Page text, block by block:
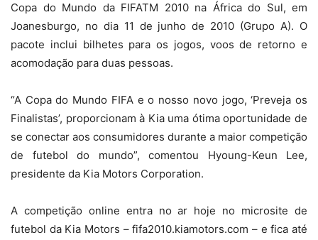
Copa do Mundo da FIFATM 2010 na África do Sul, em
Joanesburgo, no dia 11 de junho de 2010 (Grupo A). O
pacote inclui bilhetes para os jogos, voos de retorno e
acomodação para duas pessoas.
“A Copa do Mundo FIFA e o nosso novo jogo, ‘Preveja os
Finalistas’, proporcionam à Kia uma ótima oportunidade de
se conectar aos consumidores durante a maior competição
de futebol do mundo”, comentou Hyoung-Keun Lee,
presidente da Kia Motors Corporation.
A competição online entra no ar hoje no microsite de
futebol da Kia Motors – fifa2010.kiamotors.com – e fica até